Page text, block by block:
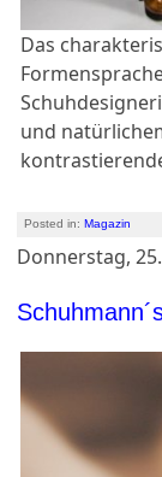
Das
und
Posted in:Magazin
Donnerstag,